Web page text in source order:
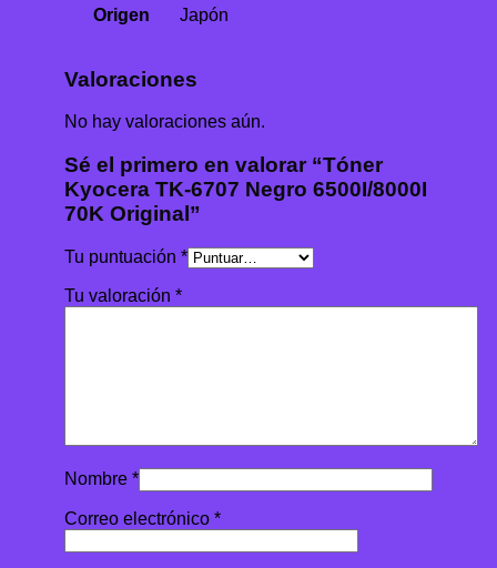
Origen Japón
Valoraciones
No hay valoraciones aún.
Sé el primero en valorar “Tóner
Kyocera TK-6707 Negro 6500I/8000I
70K Original”
Tu puntuación *
Tu valoración *
Nombre *
Correo electrónico *